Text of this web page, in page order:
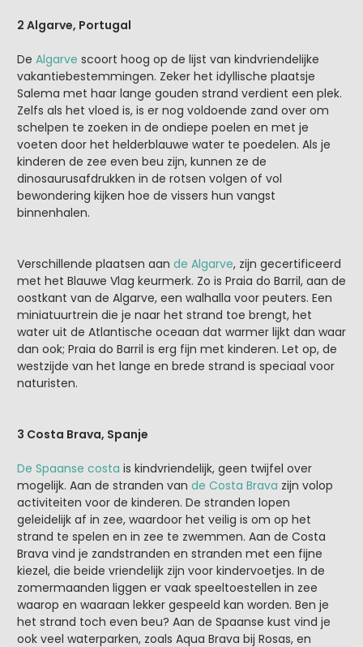
2 Algarve, Portugal
De Algarve scoort hoog op de lijst van kindvriendelijke
vakantiebestemmingen. Zeker het idyllische plaatsje
Salema met haar lange gouden strand verdient een plek.
Zelfs als het vloed is, is er nog voldoende zand over om
schelpen te zoeken in de ondiepe poelen en met je
voeten door het helderblauwe water te poedelen. Als je
kinderen de zee even beu zijn, kunnen ze de
dinosaurusafdrukken in de rotsen volgen of vol
bewondering kijken hoe de vissers hun vangst
binnenhalen.
Verschillende plaatsen aan de Algarve, zijn gecertificeerd
met het Blauwe Vlag keurmerk. Zo is Praia do Barril, aan de
oostkant van de Algarve, een walhalla voor peuters. Een
miniatuurtrein die je naar het strand toe brengt, het
water uit de Atlantische oceaan dat warmer lijkt dan waar
dan ook; Praia do Barril is erg fijn met kinderen. Let op, de
westzijde van het lange en brede strand is speciaal voor
naturisten.
3 Costa Brava, Spanje
De Spaanse costa is kindvriendelijk, geen twijfel over
mogelijk. Aan de stranden van de Costa Brava zijn volop
activiteiten voor de kinderen. De stranden lopen
geleidelijk af in zee, waardoor het veilig is om op het
strand te spelen en in zee te zwemmen. Aan de Costa
Brava vind je zandstranden en stranden met een fijne
kiezel, die beide vriendelijk zijn voor kindervoetjes. In de
zomermaanden liggen er vaak speeltoestellen in zee
waarop en waaraan lekker gespeeld kan worden. Ben je
het strand toch even beu? Aan de Spaanse kust vind je
ook veel waterparken, zoals Aqua Brava bij Rosas, en